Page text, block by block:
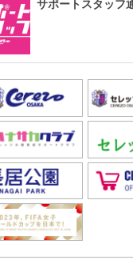
サポートスタッフ